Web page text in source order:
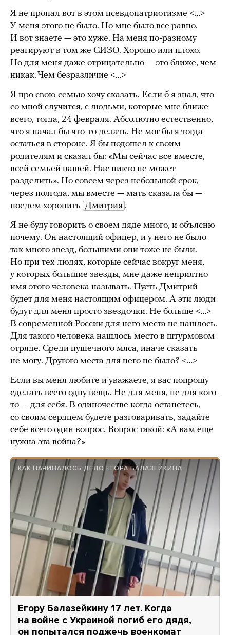
Я не пропал вот в этом псевдопатриотизме <…>
У меня этого не было. Но мне было все равно.
И вот знаете — это хуже. На меня по-разному
реагируют в том же СИЗО. Хорошо или плохо.
Но для меня даже отрицательно — это ближе, чем
никак. Чем безразличие <…>
Я про свою семью хочу сказать. Если б я знал, что
со мной случится, с людьми, которые мне ближе
всего, тогда, 24 февраля. Абсолютно естественно,
что я начал бы что-то делать. Не мог бы я тогда
остаться в стороне. Я бы подошел к своим
родителям и сказал бы: «Мы сейчас все вместе,
всей семьей нашей. Нас никто не может
разделить». Но совсем через небольшой срок,
через полгода, мы вместе — мать сказала бы —
поедем хоронить Дмитрия .
Я не буду говорить о своем дяде много, и объясню
почему. Он настоящий офицер, и у него не было
так много звезд, большими они тоже не были.
Но при тех людях, которые сейчас вокруг меня,
у которых большие звезды, мне даже неприятно
имя этого человека называть. Пусть Дмитрий
будет для меня настоящим офицером. А эти люди
будут для меня просто звездочки. Не больше <…>
В современной России для него места не нашлось.
Для такого человека нашлось место в штурмовом
отряде. Среди пушечного мяса, иначе сказать
не могу. Другого места для него не было? <…>
Если вы меня любите и уважаете, я вас попрошу
сделать всего одну вещь. Не для меня, не для кого-
то — для себя. В одиночестве когда останетесь,
со своим сердцем будете разговаривать, задайте
себе всего один вопрос. Вопрос такой: «А вам еще
нужна эта война?»
КАК НАЧИНАЛОСЬ ДЕЛО ЕГОРА БАЛАЗЕЙКИНА
Егору Балазейкину 17 лет. Когда
на войне с Украиной погиб его дядя,
он попытался поджечь военкомат